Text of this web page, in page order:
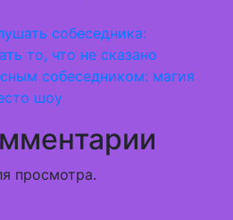
собеседника:
то, что не сказано
собеседником: магия
шоу
просмотра.